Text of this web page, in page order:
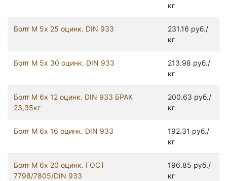
кг
Болт М 5х 25 оцинк. DIN 933
231.16 руб./
кг
Болт М 5х 30 оцинк. DIN 933
213.98 руб./
кг
Болт М 6х 12 оцинк. DIN 933 БРАК
23,35кг
200.63 руб./
кг
Болт М 6х 16 оцинк. DIN 933
192.31 руб./
кг
Болт М 6х 20 оцинк. ГОСТ
7798/7805/DIN 933
196.85 руб./
кг